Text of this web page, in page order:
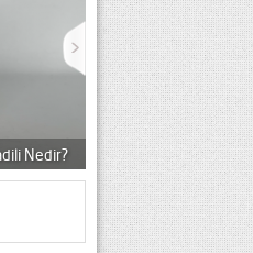
Nedir? Levmont
Arama: